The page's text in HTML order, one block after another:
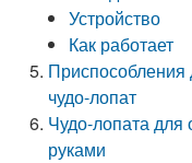
Устройство
Как работает
Приспособления
чудо-лопат
Чудо-лопата для
руками